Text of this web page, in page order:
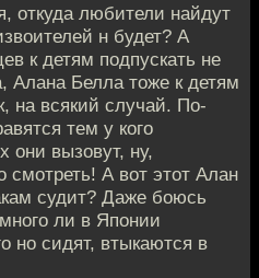
откуда любители найдут
н будет? А
к детям подпускать не
Белла тоже к детям
на всякий случай. По-
тем у кого
они вызовут, ну,
А вот этот Алан
судит? Даже боюсь
ли в Японии
но сидят, втыкаются в